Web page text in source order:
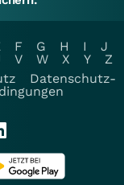
F G H I
J
V W X Y
Z
Datenschutz-